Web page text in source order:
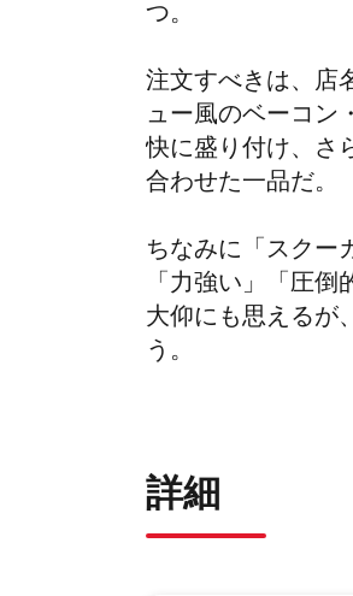
つ。
注文すべきは、店
ュー風のベーコン
快に盛り付け、さ
合わせた一品だ。
ちなみに「スクー
「力強い」「圧
大仰にも思えるが
う。
詳細